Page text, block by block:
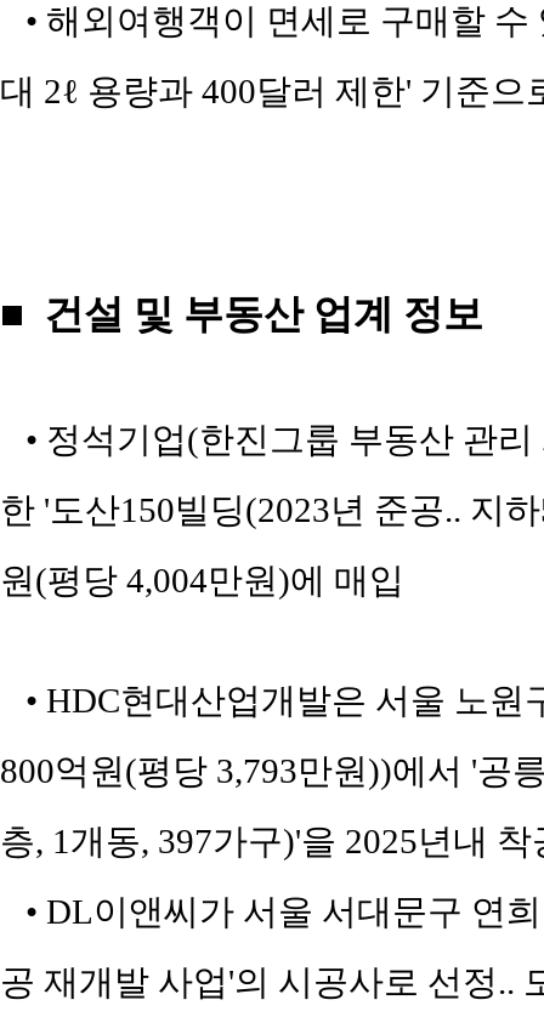
• 해외여행객이 면세로 구매할
대 2ℓ 용량과 400달러 제한' 기준으
■ 건설 및 부동산 업계 정보
• 정석기업(한진그룹 부동산 관
한 '도산150빌딩(2023년 준공.. 지
원(평당 4,004만원)에 매입
• HDC현대산업개발은 서울 노원
800억원(평당 3,793만원))에서 '공
층, 1개동, 397가구)'을 2025년내 착
• DL이앤씨가 서울 서대문구 연
공 재개발 사업'의 시공사로 선정..